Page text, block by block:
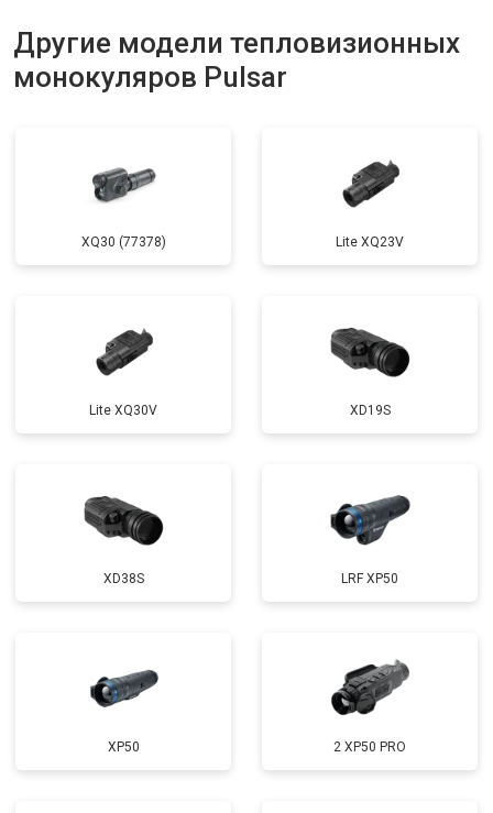
Другие модели тепловизионных
монокуляров Pulsar
XQ30 (77378) Lite XQ23V
Lite XQ30V XD19S
XD38S LRF XP50
XP50 2 XP50 PRO